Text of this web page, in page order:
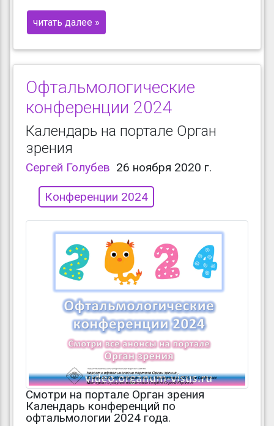
читать далее »
Офтальмологические
конференции 2024
Календарь на портале Орган
зрения
Сергей Голубев 26 ноября 2020 г.
Конференции 2024
Смотри на портале Орган зрения
Календарь конференций по
офтальмологии 2024 года.